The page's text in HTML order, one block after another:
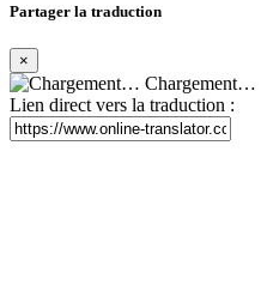
Partager la traduction
×
Chargement…
Lien direct vers la traduction :